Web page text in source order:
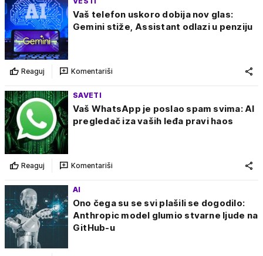
Vaš telefon uskoro dobija nov glas:
Gemini stiže, Assistant odlazi u penziju
Reaguj Komentariši
SAVETI
Vaš WhatsApp je poslao spam svima: AI
pregledač iza vaših leđa pravi haos
Reaguj Komentariši
AI
Ono čega su se svi plašili se dogodilo:
Anthropic model glumio stvarne ljude na
GitHub-u